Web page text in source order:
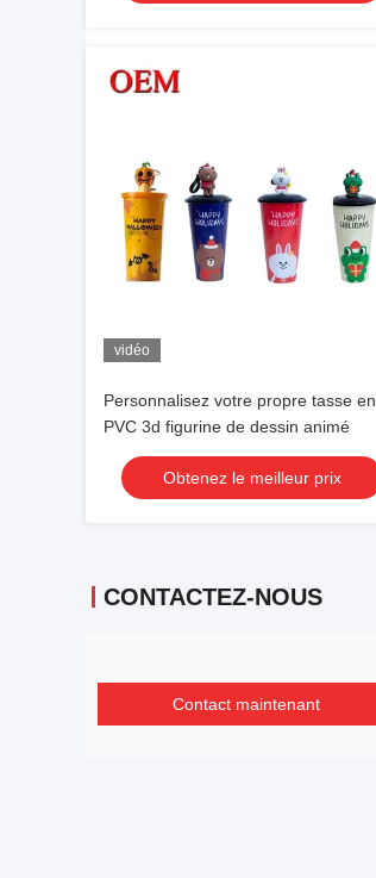
vidéo
Personnalisez votre propre tasse en
PVC 3d figurine de dessin animé
Obtenez le meilleur prix
CONTACTEZ-NOUS
Contact maintenant